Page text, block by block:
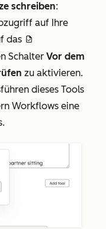
schreiben:
auf Ihre
das approveDraftIcon
Schalter Vor dem
zu aktivieren.
dieses Tools
Workflows eine